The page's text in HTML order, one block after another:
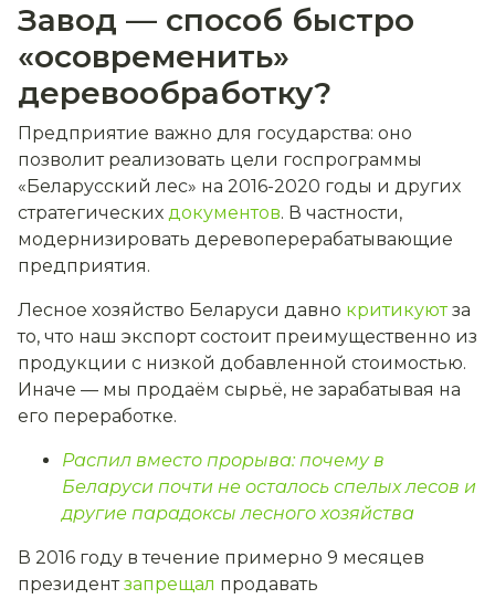
Завод — способ быстро
«осовременить»
деревообработку?
Предприятие важно для государства: оно
позволит реализовать цели госпрограммы
«Беларусский лес» на 2016-2020 годы и других
стратегических документов. В частности,
модернизировать деревоперерабатывающие
предприятия.
Лесное хозяйство Беларуси давно критикуютза
то, что наш экспорт состоит преимущественно из
продукции с низкой добавленной стоимостью.
Иначе — мы продаём сырьё, не зарабатывая на
его переработке.
Распил вместо прорыва: почему в
Беларуси почти не осталось спелых лесов и
другие парадоксы лесного хозяйства
В 2016 году в течение примерно 9 месяцев
президентзапрещал продавать